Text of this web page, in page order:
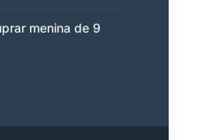
menina de 9